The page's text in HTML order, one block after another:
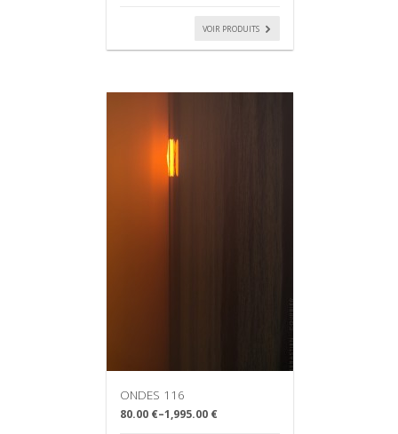
VOIR PRODUITS
ONDES 116
80.00 €–1,995.00 €